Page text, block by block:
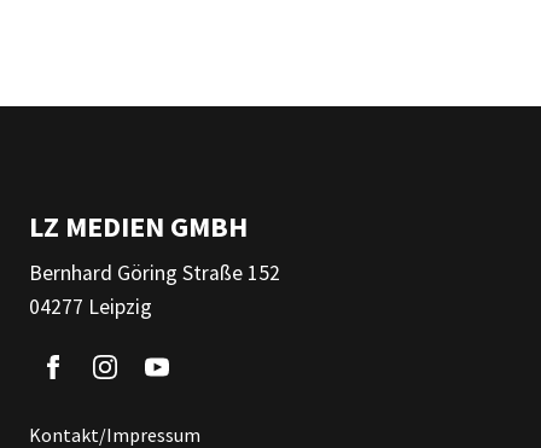
LZ MEDIEN GMBH
Bernhard Göring Straße 152
04277 Leipzig
Kontakt/Impressum